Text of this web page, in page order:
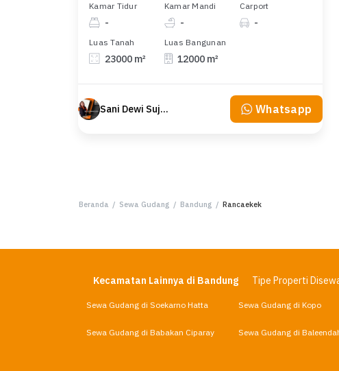
Kamar Tidur
-
Kamar Mandi
-
Carport
-
Luas Tanah
23000 m²
Luas Bangunan
12000 m²
Sani Dewi Sujono Whatsapp
Beranda / Sewa Gudang / Bandung / Rancaekek
Kecamatan Lainnya di Bandung Tipe Properti
Sewa Gudang di Soekarno Hatta Sewa Gudang di Kopo
Sewa Gudang di Babakan Ciparay Sewa Gudang di